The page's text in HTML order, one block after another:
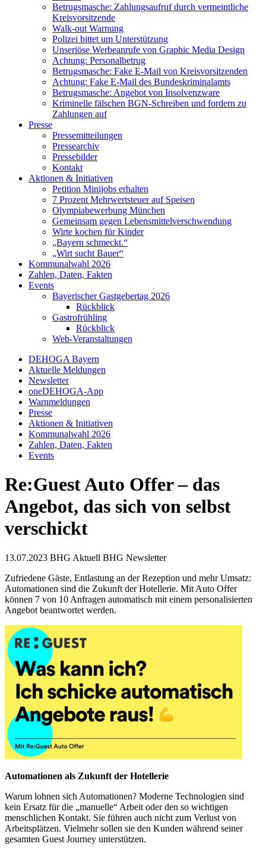
Betrugsmasche: Zahlungsaufruf durch vermeintliche
Kreisvorsitzende
Walk-out Warnung
Polizei bittet um Unterstützung
Unseriöse Werbeanrufe von Graphic Media Design
Achtung: Personalbetrug
Betrugsmasche: Fake E-Mail von Kreisvorsitzenden
Achtung: Fake E-Mail des Bundeskriminalamts
Betrugsmasche: Angebot von Insolvenzware
Kriminelle fälschen BGN-Schreiben und fordern zu
Zahlungen auf
Presse
Pressemitteilungen
Pressearchiv
Pressebilder
Kontakt
Aktionen & Initiativen
Petition Minijobs erhalten
7 Prozent Mehrwertsteuer auf Speisen
Olympiabewerbung München
Gemeinsam gegen Lebensmittelverschwendung
Wirte kochen für Kinder
„Bayern schmeckt.“
„Wirt sucht Bauer“
Kommunalwahl 2026
Zahlen, Daten, Fakten
Events
Bayerischer Gastgebertag 2026
Rückblick
Gastrofrühling
Rückblick
Web-Veranstaltungen
DEHOGA Bayern
Aktuelle Meldungen
Newsletter
oneDEHOGA-App
Warnmeldungen
Presse
Aktionen & Initiativen
Kommunalwahl 2026
Zahlen, Daten, Fakten
Events
Re:Guest Auto Offer – das
Angebot, das sich von selbst
verschickt
13.07.2023 BHG Aktuell BHG Newsletter
Zufriedene Gäste, Entlastung an der Rezeption und mehr Umsatz:
Automationen sind die Zukunft der Hotellerie. Mit Auto Offer
können 7 von 10 Anfragen automatisch mit einem personalisierten
Angebot beantwortet werden.
Automationen als Zukunft der Hotellerie
Warum lohnen sich Automationen? Moderne Technologien sind
kein Ersatz für die „manuelle“ Arbeit oder den so wichtigen
menschlichen Kontakt. Sie führen auch nicht zum Verlust von
Arbeitsplätzen. Vielmehr sollen sie den Kunden während seiner
gesamten Guest Journey unterstützen.